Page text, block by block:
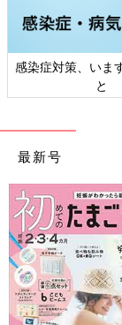
感染症対策、いま
と
最新号